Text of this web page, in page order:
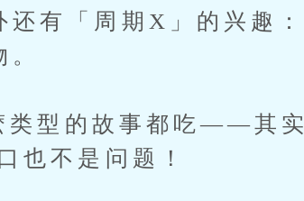
有「周期X」的兴趣：
类型的故事都吃——其实
也不是问题！